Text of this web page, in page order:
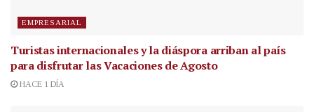
EMPRESARIAL
Turistas internacionales y la diáspora arriban al país
para disfrutar las Vacaciones de Agosto
HACE 1 DÍA